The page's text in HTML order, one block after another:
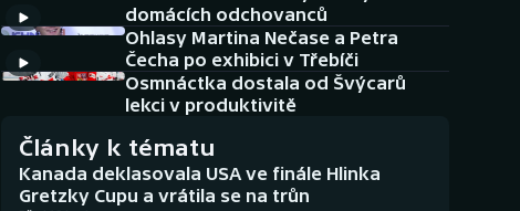
AZ kvíz
domácích odchovanců
Ohlasy Martina Nečase a Petra
Čecha po exhibici v Třebíči
Osmnáctka dostala od Švýcarů
lekci v produktivitě
Články k tématu
Kanada deklasovala USA ve finále Hlinka
Gretzky Cupu a vrátila se na trůn